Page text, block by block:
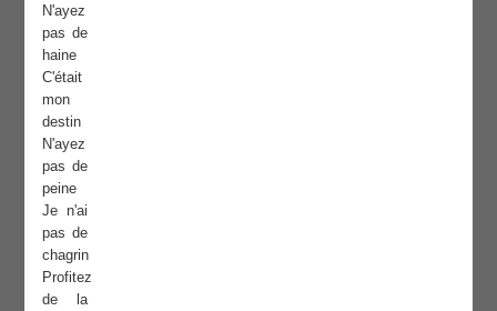
N'ayez
pas de
haine
C'était
mon
destin
N'ayez
pas de
peine
Je n'ai
pas de
chagrin
Profitez
de la